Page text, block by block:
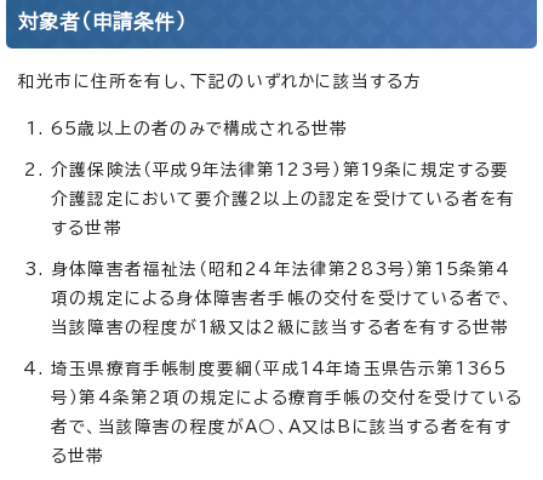
対象者（申請条件）
和光市に住所を有し、下記のいずれかに該当する方
65歳以上の者のみで構成される世帯
介護保険法（平成9年法律第123号）第19条に規定する要
介護認定において要介護2以上の認定を受けている者を有
する世帯
身体障害者福祉法（昭和24年法律第283号）第15条第4
項の規定による身体障害者手帳の交付を受けている者で、
当該障害の程度が1級又は2級に該当する者を有する世帯
埼玉県療育手帳制度要綱（平成14年埼玉県告示第1365
号）第4条第2項の規定による療育手帳の交付を受けている
者で、当該障害の程度がA○、A又はBに該当する者を有す
る世帯